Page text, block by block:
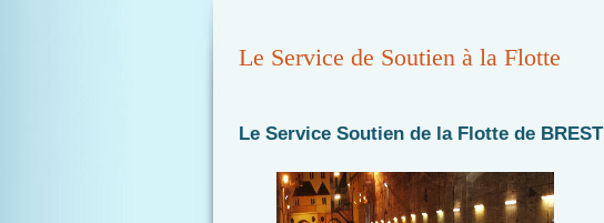
Le Service de Soutien à la Flotte
Le Service Soutien de la Flotte de BREST